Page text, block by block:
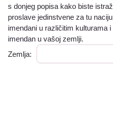
s donjeg popisa kako biste
proslave jedinstvene za tu
imendani u različitim kulturama
imendan u vašoj zemlji.
Zemlja: